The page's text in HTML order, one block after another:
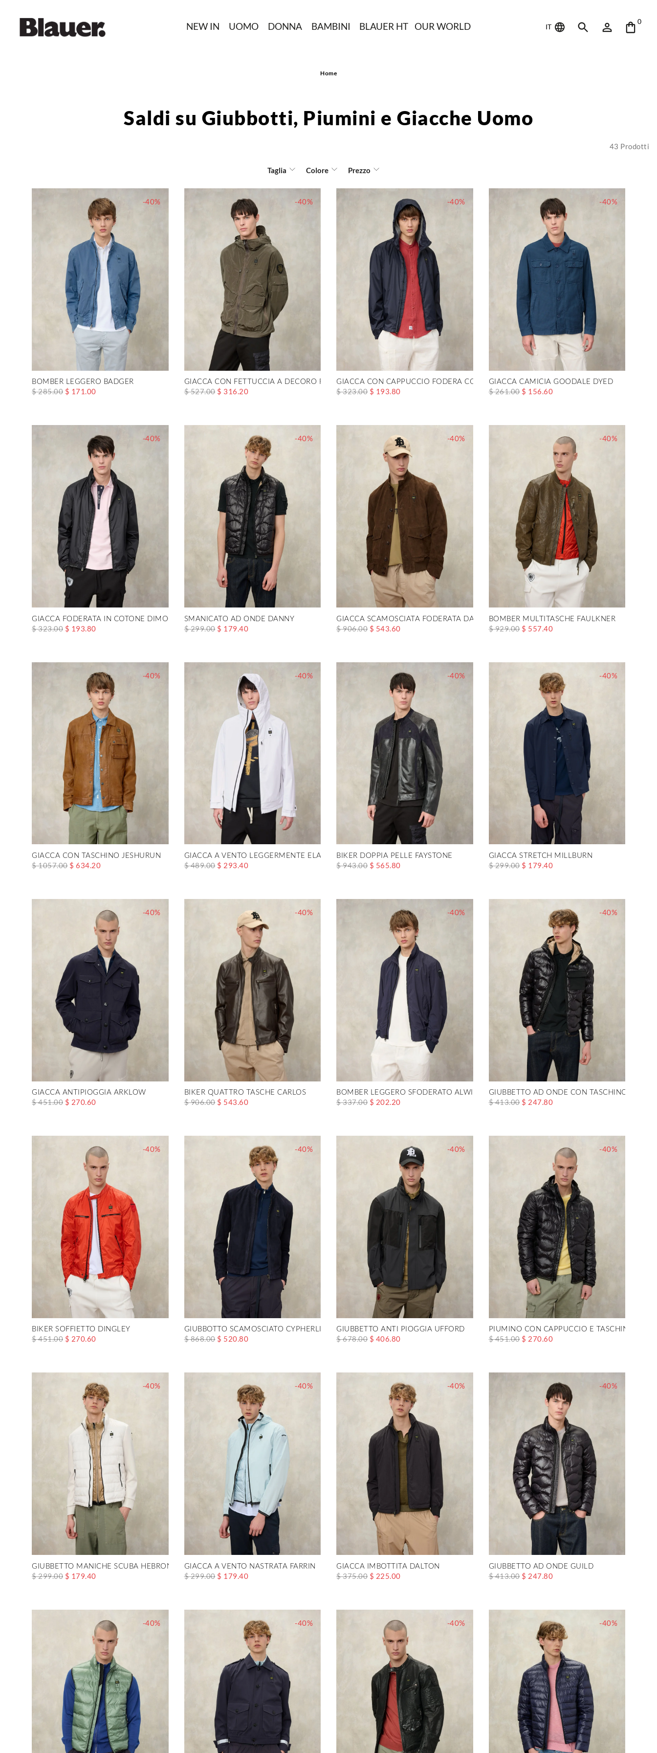
NEW IN UOMO DONNA BAMBINI BLAUER HT OUR WORLD IT
0
Home
Saldi su Giubbotti, Piumini e Giacche Uomo
43 Prodotti
Taglia Colore Prezzo
-40%
BOMBER LEGGERO BADGER
$ 285.00 $ 171.00
-40%
GIACCA CON FETTUCCIA A DECORO RICKER
$ 527.00 $ 316.20
-40%
GIACCA CON CAPPUCCIO FODERA COTONE CARRUTH
$ 323.00 $ 193.80
-40%
GIACCA CAMICIA GOODALE DYED
$ 261.00 $ 156.60
-40%
GIACCA FODERATA IN COTONE DIMOCK
$ 323.00 $ 193.80
-40%
SMANICATO AD ONDE DANNY
$ 299.00 $ 179.40
-40%
GIACCA SCAMOSCIATA FODERATA DAVER
$ 906.00 $ 543.60
-40%
BOMBER MULTITASCHE FAULKNER
$ 929.00 $ 557.40
-40%
GIACCA CON TASCHINO JESHURUN
$ 1057.00 $ 634.20
-40%
GIACCA A VENTO LEGGERMENTE ELASTICIZZATA MATIGNON
$ 489.00 $ 293.40
-40%
BIKER DOPPIA PELLE FAYSTONE
$ 943.00 $ 565.80
-40%
GIACCA STRETCH MILLBURN
$ 299.00 $ 179.40
-40%
GIACCA ANTIPIOGGIA ARKLOW
$ 451.00 $ 270.60
-40%
BIKER QUATTRO TASCHE CARLOS
$ 906.00 $ 543.60
-40%
BOMBER LEGGERO SFODERATO ALWIN
$ 337.00 $ 202.20
-40%
GIUBBETTO AD ONDE CON TASCHINO
$ 413.00 $ 247.80
-40%
BIKER SOFFIETTO DINGLEY
$ 451.00 $ 270.60
-40%
GIUBBOTTO SCAMOSCIATO CYPHERLIS
$ 868.00 $ 520.80
-40%
GIUBBETTO ANTI PIOGGIA UFFORD
$ 678.00 $ 406.80
-40%
PIUMINO CON CAPPUCCIO E TASCHINA WAVE
$ 451.00 $ 270.60
-40%
GIUBBETTO MANICHE SCUBA HEBRON
$ 299.00 $ 179.40
-40%
GIACCA A VENTO NASTRATA FARRIN
$ 299.00 $ 179.40
-40%
GIACCA IMBOTTITA DALTON
$ 375.00 $ 225.00
-40%
GIUBBETTO AD ONDE GUILD
$ 413.00 $ 247.80
-40% -40% -40% -40%